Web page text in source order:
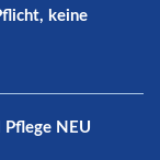
keine
NEU